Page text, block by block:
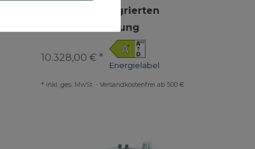
18 kW mit integrierten
Rücklaufanhebung
Energielabel
10.328,00 € *
* inkl. ges. MwSt.- Versandkostenfrei ab 500 €